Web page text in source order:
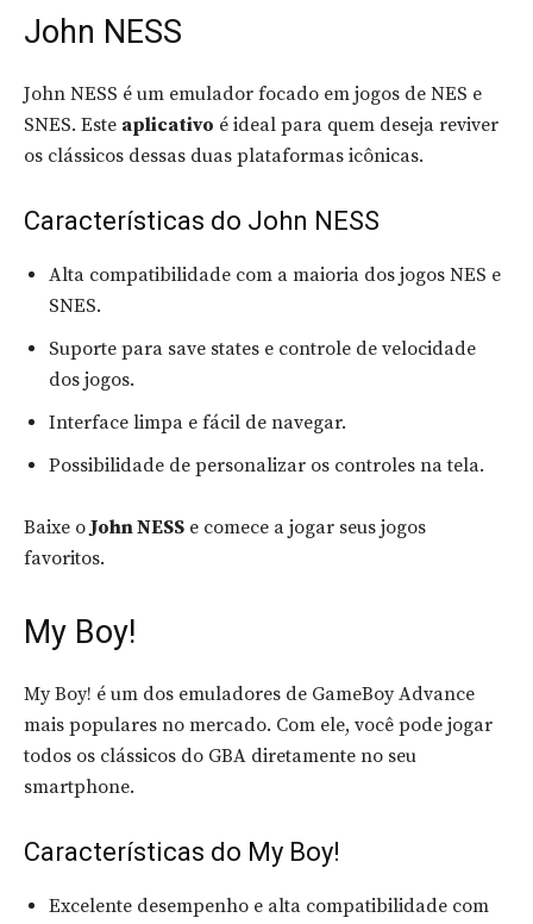
John NESS
John NESS é um emulador focado em jogos de NES e
SNES. Este aplicativo é ideal para quem deseja reviver
os clássicos dessas duas plataformas icônicas.
Características do John NESS
Alta compatibilidade com a maioria dos jogos NES e
SNES.
Suporte para save states e controle de velocidade
dos jogos.
Interface limpa e fácil de navegar.
Possibilidade de personalizar os controles na tela.
Baixe oJohn NESS e comece a jogar seus jogos
favoritos.
My Boy!
My Boy! é um dos emuladores de GameBoy Advance
mais populares no mercado. Com ele, você pode jogar
todos os clássicos do GBA diretamente no seu
smartphone.
Características do My Boy!
Excelente desempenho e alta compatibilidade com